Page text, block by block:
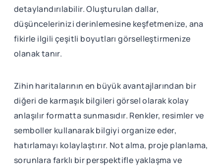
detaylandırılabilir. Oluşturulan dallar,
düşüncelerinizi derinlemesine keşfetmenize, ana
fikirle ilgili çeşitli boyutları görselleştirmenize
olanak tanır.
Zihin haritalarının en büyük avantajlarından bir
diğeri de karmaşık bilgileri görsel olarak kolay
anlaşılır formatta sunmasıdır. Renkler, resimler ve
semboller kullanarak bilgiyi organize eder,
hatırlamayı kolaylaştırır. Not alma, proje planlama,
sorunlara farklı bir perspektifle yaklaşma ve